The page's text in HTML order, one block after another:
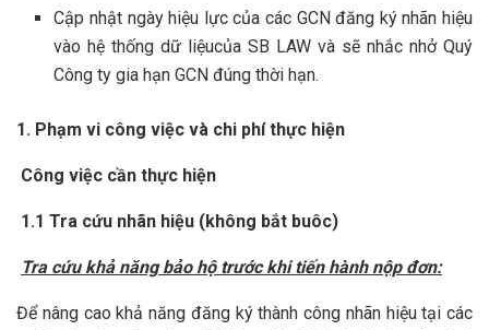
Cập nhật ngày hiệu lực của các GCN đăng ký nhãn hiệu
vào hệ thống dữ liệucủa SB LAW và sẽ nhắc nhở Quý
Công ty gia hạn GCN đúng thời hạn.
1. Phạm vi công việc và chi phí thực hiện
Công việc cần thực hiện
1.1 Tra cứu nhãn hiệu (không bắt buôc)
Tra cứu khả năng bảo hộ trước khi tiến hành nộp đơn:
Để nâng cao khả năng đăng ký thành công nhãn hiệu tại các